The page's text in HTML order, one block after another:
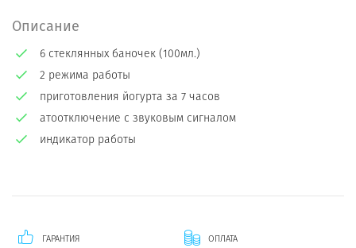
Описание
6 стеклянных баночек (100мл.)
2 режима работы
приготовления йогурта за 7 часов
атоотключение с звуковым сигналом
индикатор работы
ГАРАНТИЯ ОПЛАТА